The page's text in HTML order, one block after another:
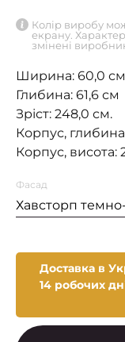
Колір виробу
екрану.
змінені
Ширина: 60,0 см
Глибина: 61,6 см
Зріст: 248,0 см.
Корпус,
Корпус, висота:
Фасад
Хавсторп
Доставка в
14 робочих